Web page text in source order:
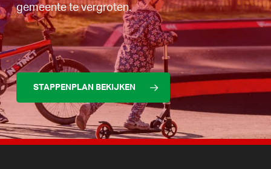
gemeente te vergroten.
STAPPENPLAN BEKIJKEN